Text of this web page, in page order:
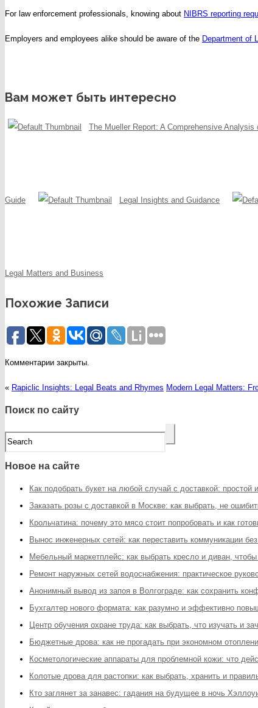
For law enforcement professionals, knowing about NIBRS reporting
Employers and employees alike should be aware of the Department of
Вам может быть интересно
The Mueller Report: A Comprehensive
Guide Legal Insights and Guidance
Legal Matters and Business
Похожие Записи
Комментарии закрыты.
« Rapiclic Insights: Legal Beats and Rhymes Modern Legal Matters:
Поиск по сайту
Новое на сайте
Как подобрать букет на любой случай с доставкой: простой
Заказать розы с доставкой в Москве: как выбрать, не
Крольчатина: почему это мясо стоит попробовать и как
Вынос инженерных сетей: как переставить коммуникации
Мебельный маркетплейс: как выбрать кресло и диван,
Ремонт наружных сетей водоснабжения: практическое
Анонимный вывод из запоя в Волгограде: как сохранить
Бухгалтер нового формата: как разумно и эффективно
Центр обучения охране труда: как выбрать, что изучать и
Бюджетные дрова: как не прогадать при экономном
Косметологические аппараты для проблемной кожи: что
Колотые дрова для растопки: как выбрать, хранить и
Кто заглянет за занавес: гадания на будущее в ночь